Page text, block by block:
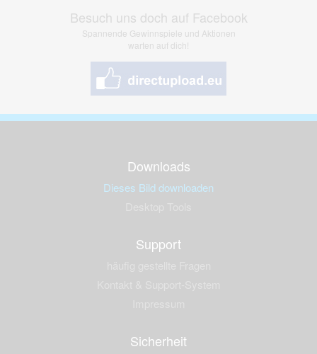
Besuch uns doch auf Facebook
Spannende Gewinnspiele und Aktionen
warten auf dich!
Downloads
Dieses Bild downloaden
Support
Sicherheit